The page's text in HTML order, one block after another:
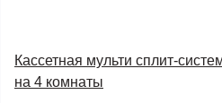
Кассетная мульти сплит-
на 4 комнаты